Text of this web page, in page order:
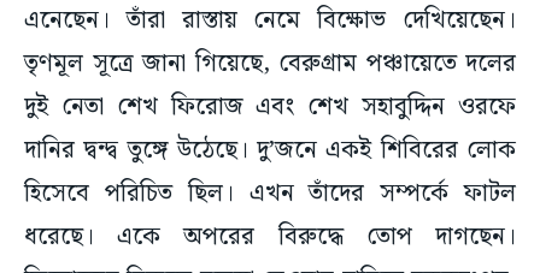
এনেছেন। তাঁরা রাস্তায় নেমে বিক্ষোভ দেখিয়েছেন।
তৃণমূল সূত্রে জানা গিয়েছে, বেরুগ্রাম পঞ্চায়েতে দলের
দুই নেতা শেখ ফিরোজ এবং শেখ সহাবুদ্দিন ওরফে
দানির দ্বন্দ্ব তুঙ্গে উঠেছে। দু’জনে একই শিবিরের লোক
হিসেবে পরিচিত ছিল। এখন তাঁদের সম্পর্কে ফাটল
ধরেছে। একে অপরের বিরুদ্ধে তোপ দাগছেন।